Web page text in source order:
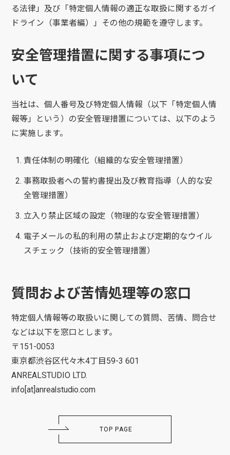
る法律」及び「特定個人情報の適正な取扱に関するガイ
ドライン（事業者編）」その他の規範を遵守します。
安全管理措置に関する事項につ
いて
当社は、個人番号及び特定個人情報（以下「特定個人情
報等」という）の安全管理措置については、以下のよう
に実施します。
責任体制の明確化（組織的な安全管理措置）
事務取扱者への誓約書提出及び教育指導（人的な安
全管理措置）
立入り禁止区域の設定（物理的な安全管理措置）
電子メールの私的利用の禁止および定期的なウイル
スチェック（技術的安全管理措置）
質問および苦情処理等の窓口
特定個人情報等の取扱いに関しての質問、苦情、問合せ
などは以下を窓口とします。
〒151-0053
東京都渋谷区代々木4丁目59-3 601
ANREALSTUDIO LTD.
info[at]anrealstudio.com
TOP PAGE